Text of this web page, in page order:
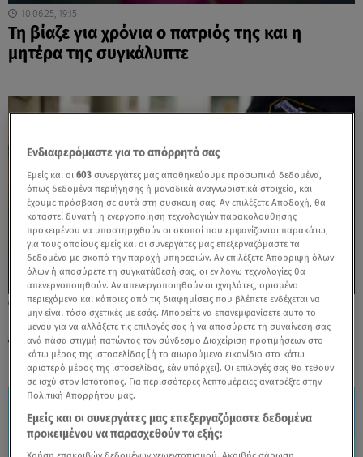
10.06.25, 19:15
Τη βίαζε για χρόνια ο πατριός της και η
μητέρα της συγκάλυπτε
12.02.25, 08:49
Πειραιάς: Συνελήφθη αστυνομικός για
γενετήσιες πράξεις σε βάρος 15χρονης
Ενδιαφερόμαστε για το απόρρητό σας
Εμείς και οι603 συνεργάτες μας αποθηκεύουμε προσωπικά δεδομένα,
όπως δεδομένα περιήγησης ή μοναδικά αναγνωριστικά στοιχεία, και
έχουμε πρόσβαση σε αυτά στη συσκευή σας. Αν επιλέξετε Αποδοχή, θα
καταστεί δυνατή η ενεργοποίηση τεχνολογιών παρακολούθησης
προκειμένου να υποστηριχθούν οι σκοποί που εμφανίζονται παρακάτω,
για τους οποίους εμείς και οι συνεργάτες μας επεξεργαζόμαστε τα
δεδομένα με σκοπό την παροχή υπηρεσιών. Αν επιλέξετε Απόρριψη όλων
όλων ή αποσύρετε τη συγκατάθεσή σας, οι εν λόγω τεχνολογίες θα
απενεργοποιηθούν. Αν απενεργοποιηθούν οι ιχνηλάτες, ορισμένο
περιεχόμενο και κάποιες από τις διαφημίσεις που βλέπετε ενδέχεται να
μην είναι τόσο σχετικές με εσάς. Μπορείτε να επανεμφανίσετε αυτό το
μενού για να αλλάξετε τις επιλογές σας ή να αποσύρετε τη συναίνεσή σας
ανά πάσα στιγμή πατώντας τον σύνδεσμο Διαχείριση προτιμήσεων στο
κάτω μέρος της ιστοσελίδας [ή το αιωρούμενο εικονίδιο στο κάτω
αριστερό μέρος της ιστοσελίδας, εάν υπάρχει]. Οι επιλογές σας θα τεθούν
σε ισχύ στον Ιστότοπος. Για περισσότερες λεπτομέρειες ανατρέξτε στην
Πολιτική Απορρήτου μας.
Εμείς και οι συνεργάτες μας επεξεργαζόμαστε δεδομένα
προκειμένου να παρασχεθούν τα εξής: